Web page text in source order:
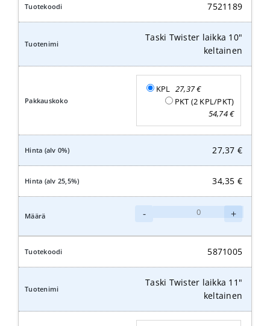
7521189
Taski Twister laikka 10"
keltainen
KPL 27,37€
PKT (2 KPL/PKT)
54,74€
27,37 €
34,35 €
-
laikka
keltainen
määrä
+
5871005
Taski Twister laikka 11"
keltainen